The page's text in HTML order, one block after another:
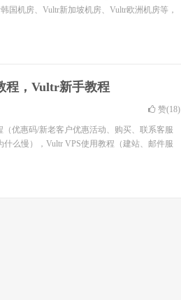
国机房、Vultr新加坡机房、Vultr欧洲机房等，
程，Vultr新手教程
赞(18)
优惠码/新老客户优惠活动、购买、联系客服
么慢），Vultr VPS使用教程（建站、邮件服